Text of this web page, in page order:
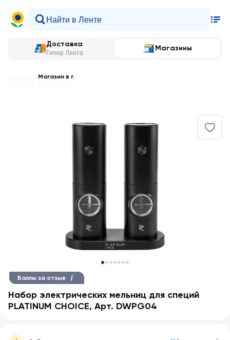
Доставка
Гипер Лента
Магазины
Магазин в г.
Баллы за отзыв
Набор электрических мельниц для специй
PLATINUM CHOICE, Арт. DWPG04